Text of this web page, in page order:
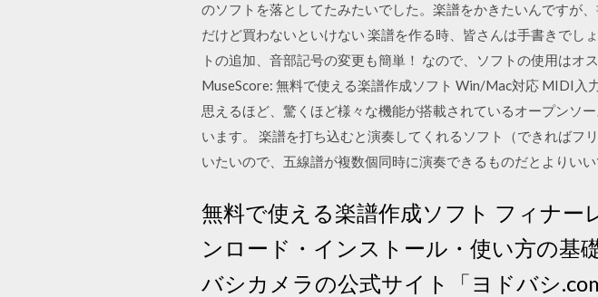
のソフトを落としてたみたいでした。楽譜をかきたいんですが
だけど買わないといけない 楽譜を作る時、皆さんは手書きでし
トの追加、音部記号の変更も簡単！ なので、ソフトの使用は
MuseScore: 無料で使える楽譜作成ソフト Win/Mac対応 MIDI入
思えるほど、驚くほど様々な機能が搭載されているオープンソ
います。 楽譜を打ち込むと演奏してくれるソフト（できればフ
いたいので、五線譜が複数個同時に演奏できるものだとよりいい
無料で使える楽譜作成ソフト フィナ
ンロード・インストール・使い方の基
バシカメラの公式サイト「ヨドバシ